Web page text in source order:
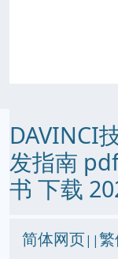
DAVINCI
发指南
书 下载
简体网页||